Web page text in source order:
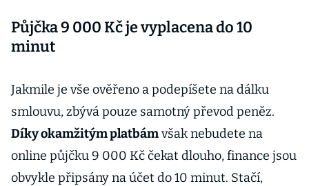
Půjčka 9 000 Kč je vyplacena do 10
minut
Jakmile je vše ověřeno a podepíšete na dálku
smlouvu, zbývá pouze samotný převod peněz.
Díky okamžitým platbámvšak nebudete na
online půjčku 9 000 Kč čekat dlouho, finance jsou
obvykle připsány na účet do 10 minut. Stačí,